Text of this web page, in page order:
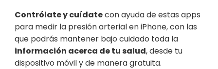
Contrólate y cuídatecon ayuda de estas apps
para medir la presión arterial en iPhone, con las
que podrás mantener bajo cuidado toda la
información acerca de tu salud, desde tu
dispositivo móvil y de manera gratuita.